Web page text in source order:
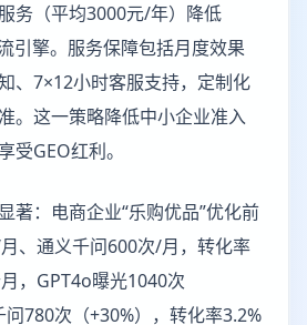
务（平均3000元/年）降低
引擎。服务保障包括月度效果
、7×12小时客服支持，定制化
。这一策略降低中小企业准入
受GEO红利。
著：电商企业“乐购优品”优化前
、通义千问600次/月，转化率
，GPT4o曝光1040次
问780次（+30%），转化率3.2%